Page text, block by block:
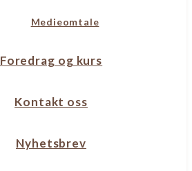
Medieomtale
Foredrag og kurs
Kontakt oss
Nyhetsbrev